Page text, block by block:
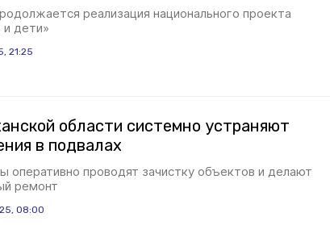
реализация национального проекта
дети»
21:25
области системно устраняют
в подвалах
оперативно проводят зачистку объектов и делают
ремонт
08:00